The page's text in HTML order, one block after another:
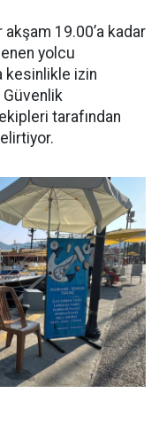
19.00’a kadar
yolcu
kesinlikle izin
Güvenlik
tarafından